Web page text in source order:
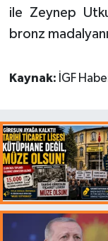
ile Zeynep
bronz
Kaynak: İGF